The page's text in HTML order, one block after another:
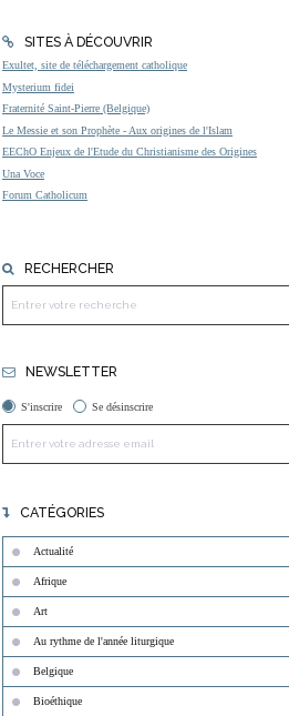
SITES À DÉCOUVRIR
Exultet, site de téléchargement catholique
Mysterium fidei
Fraternité Saint-Pierre (Belgique)
Le Messie et son Prophète - Aux origines de l'Islam
EEChO Enjeux de l'Etude du Christianisme des Origines
Una Voce
Forum Catholicum
RECHERCHER
NEWSLETTER
S'inscrire Se désinscrire
CATÉGORIES
Actualité
Afrique
Art
Au rythme de l'année liturgique
Belgique
Bioéthique